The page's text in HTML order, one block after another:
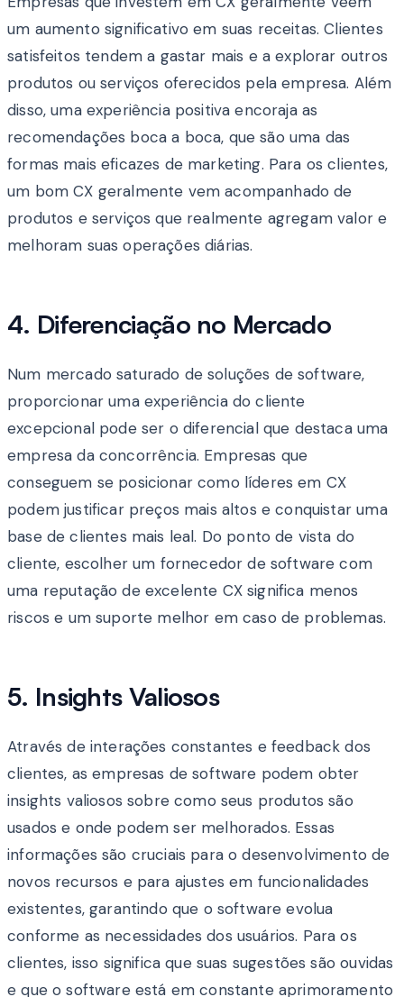
um aumento significativo em suas receitas. Clientes
satisfeitos tendem a gastar mais e a explorar outros
produtos ou serviços oferecidos pela empresa. Além
disso, uma experiência positiva encoraja as
recomendações boca a boca, que são uma das
formas mais eficazes de marketing. Para os clientes,
um bom CX geralmente vem acompanhado de
produtos e serviços que realmente agregam valor e
melhoram suas operações diárias.
4. Diferenciação no Mercado
Num mercado saturado de soluções de software,
proporcionar uma experiência do cliente
excepcional pode ser o diferencial que destaca uma
empresa da concorrência. Empresas que
conseguem se posicionar como líderes em CX
podem justificar preços mais altos e conquistar uma
base de clientes mais leal. Do ponto de vista do
cliente, escolher um fornecedor de software com
uma reputação de excelente CX significa menos
riscos e um suporte melhor em caso de problemas.
5. Insights Valiosos
Através de interações constantes e feedback dos
clientes, as empresas de software podem obter
insights valiosos sobre como seus produtos são
usados e onde podem ser melhorados. Essas
informações são cruciais para o desenvolvimento de
novos recursos e para ajustes em funcionalidades
existentes, garantindo que o software evolua
conforme as necessidades dos usuários. Para os
clientes, isso significa que suas sugestões são ouvidas
e que o software está em constante aprimoramento